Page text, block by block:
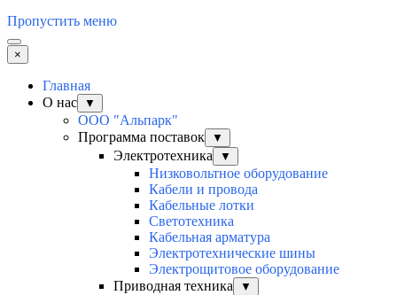
Пропустить меню
×
Главная
О нас
▼
ООО "Альпарк"
Программа поставок
▼
Электротехника ▼
Низковольтное оборудование
Кабели и провода
Кабельные лотки
Светотехника
Кабельная арматура
Электротехнические шины
Электрощитовое оборудование
Приводная техника
▼